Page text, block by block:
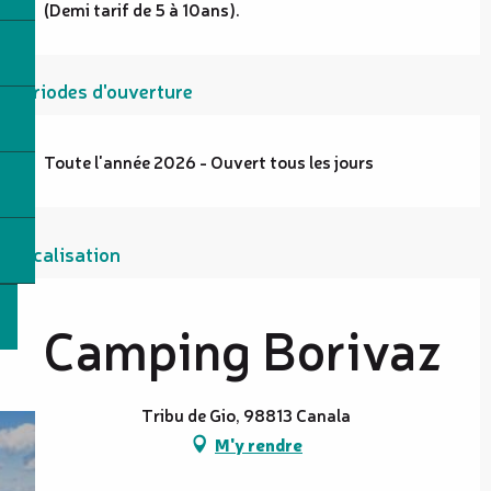
(Demi tarif de 5 à 10ans).
Périodes d'ouverture
Toute l'année 2026 - Ouvert tous les jours
Localisation
Camping Borivaz
Tribu de Gio, 98813 Canala
M'y rendre